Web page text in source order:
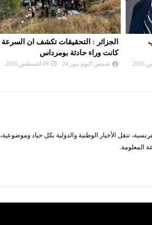
الحوثيُّون يستهدفون مصفاة لشركة
أرامكو السعودية
شمس اليوم نيوز 24 09 أغسطس 2026
تنقل الأخبار الوطنية والدولية بكل حياد وموضوعية،
المعلومة.